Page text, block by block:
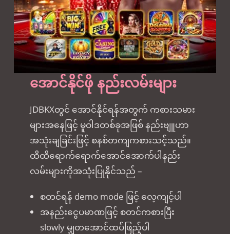
အောင်နိုင်ဖို နည်းလမ်းများ
JDBKXတွင် အောင်နိုင်ရန်အတွက် ကစားသမား
များအနေဖြင့် မူဝါဒတစ်ခုအဖြစ် နည်းဗျူဟာ
အသုံးချခြင်းဖြင့် စနစ်တကျကစားသင့်သည်။
ထိထိရောက်ရောက်အောင်အောက်ပါနည်း
လမ်းများကိုအသုံးပြုနိုင်သည် –
စတင်ရန် demo mode ဖြင့် လေ့ကျင့်ပါ
အနည်းငွေပမာဏဖြင့် စတင်ကစားပြီး
slowly မျှတအောင်ထပ်ဖြည့်ပါ